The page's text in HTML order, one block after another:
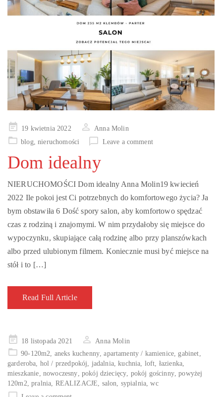
Posted
on
19 kwietnia 2022
Anna Molin
blog,nieruchomości Leave a comment
Dom idealny
NIERUCHOMOŚCI Dom idealny Anna Molin19 kwiecień
2022 Ile pokoi jest Ci potrzebnych do komfortowego życia? Ja
bym obstawiła 6 Dość spory salon, aby komfortowo spędzać
czas z rodziną i znajomymi. W nim przydałoby się miejsce do
wypoczynku, skupiające całą rodzinę albo przy planszówkach
albo przed ulubionym filmem. Koniecznie musi być miejsce na
stół i to […]
Read Full Article
Posted
on
18 listopada 2021
Anna Molin
90-120m2, aneks kuchenny,apartamenty / kamienice, gabinet,
garderoba, hol / przedpokój, jadalnia,kuchnia, loft, łazienka,
mieszkanie, nowoczesny, pokój dziecięcy, pokój gościnny,powyżej
120m2,pralnia, REALIZACJE, salon, sypialnia,wc